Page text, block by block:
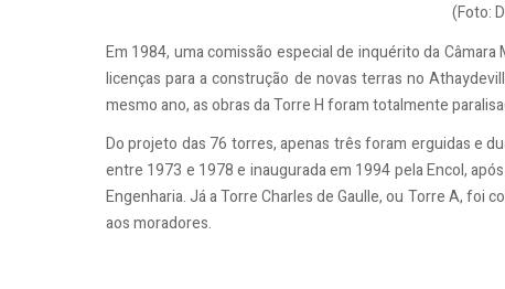
(Foto:
Em 1984, uma comissão especial de inquérito da
licenças para a construção de novas terras no
mesmo ano, as obras da Torre H foram totalmente
Do projeto das 76 torres, apenas três foram erguidas e
entre 1973 e 1978 e inaugurada em 1994 pela Encol,
Engenharia. Já a Torre Charles de Gaulle, ou Torre A, foi
aos moradores.